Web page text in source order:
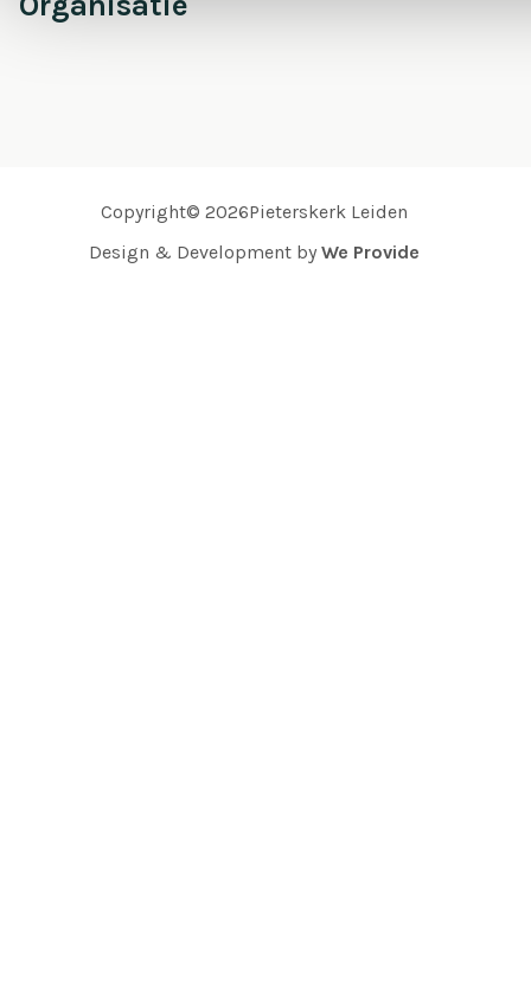
Copyright© 2026Pieterskerk Leiden
Design & Development by We Provide